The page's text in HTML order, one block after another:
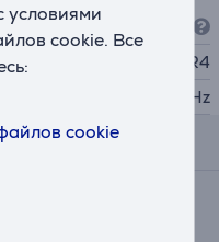
условиями
cookie. Все
cookie
DDR4
3200 MHz